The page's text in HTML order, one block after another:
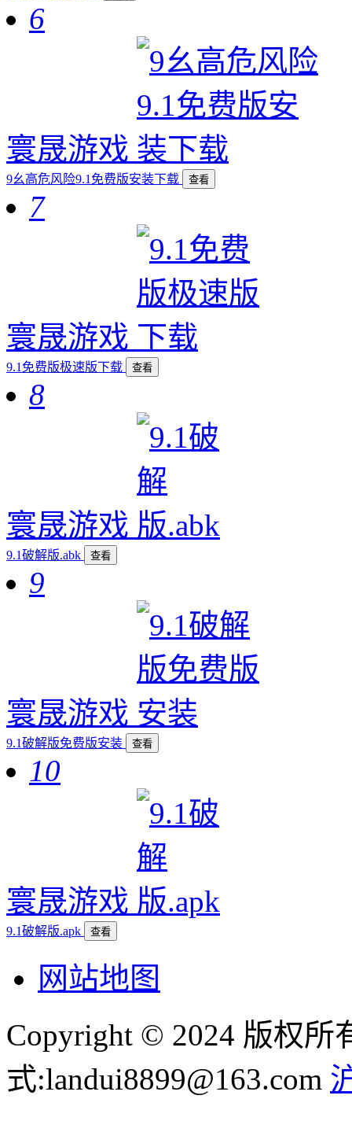
6
寰晟游戏
9幺高危风险9.1免费版安装下载 查看
7
寰晟游戏
9.1免费版极速版下载 查看
8
寰晟游戏
9.1破解版.abk 查看
9
寰晟游戏
9.1破解版免费版安装 查看
10
寰晟游戏
9.1破解版.apk 查看
网站地图
Copyright © 2024 版权所
式:landui8899@163.com